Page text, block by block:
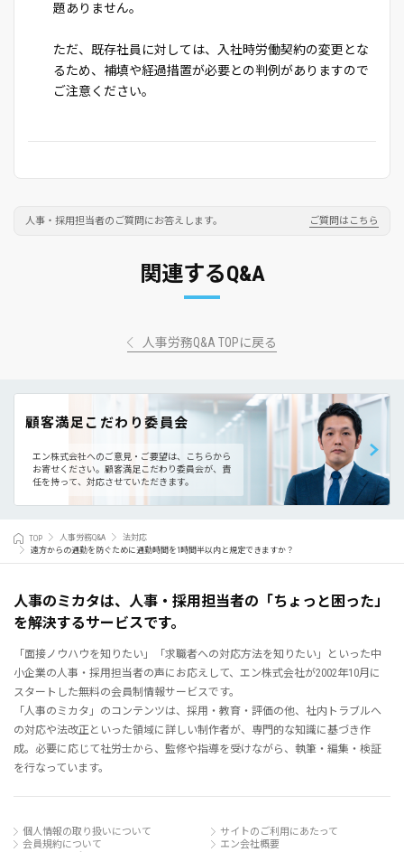
題ありません。
ただ、既存社員に対しては、入社時労働契約の変更とな
るため、補填や経過措置が必要との判例がありますので
ご注意ください。
人事・採用担当者のご質問にお答えします。 ご質問はこちら
関連するQ&A
人事労務Q&A TOPに戻る
顧客満足こだわり委員会
エン株式会社へのご意見・ご要望は、こちらから
お寄せください。 顧客満足こだわり委員会が、責
任を持って、対応させていただきます。
TOP 人事労務Q&A
法対応
遠方からの通勤を防ぐために通勤時間を1時間半以内と規定できますか？
人事のミカタは、人事・採用担当者の「ちょっと困った」
を解決するサービスです。
「面接ノウハウを知りたい」「求職者への対応方法を知りたい」といった中
小企業の人事・採用担当者の声にお応えして、エン株式会社が2002年10月に
スタートした無料の会員制情報サービスです。
「人事のミカタ」のコンテンツは、採用・教育・評価の他、社内トラブルへ
の対応や法改正といった領域に詳しい制作者が、専門的な知識に基づき作
成。必要に応じて社労士から、監修や指導を受けながら、執筆・編集・検証
を行なっています。
個人情報の取り扱いについて
サイトのご利用にあたって
会員規約について
エン会社概要